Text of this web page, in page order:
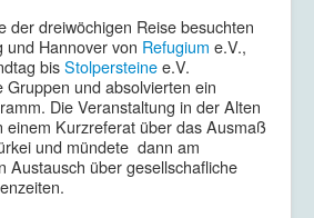
der dreiwöchigen Reise besuchten
und Hannover von Refugium e.V.,
bisStolpersteinee.V.
Gruppen und absolvierten ein
Die Veranstaltung in der Alten
einem Kurzreferat über das Ausmaß
und mündete dann am
Austausch über gesellschafliche